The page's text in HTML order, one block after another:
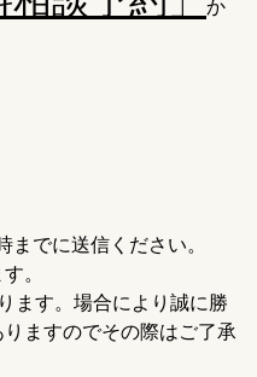
か
でに送信ください。
。
ます。場合により誠に勝
ますのでその際はご了承